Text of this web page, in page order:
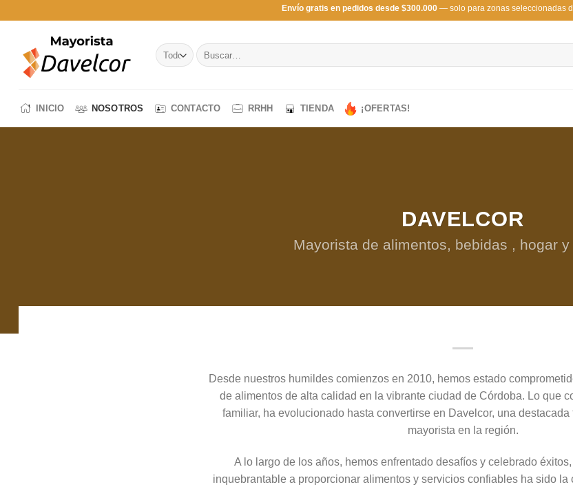
Envío gratis en pedidos desde $300.000— solo para zonas seleccionadas
Buscar
por:
INICIO NOSOTROS CONTACTO RRHH TIENDA ¡OFERTAS!
DAVELCOR
Mayorista de alimentos, bebidas , hogar y
Desde nuestros humildes comienzos en 2010, hemos estado
de alimentos de alta calidad en la vibrante ciudad de Córdoba. Lo que
familiar, ha evolucionado hasta convertirse en Davelcor, una
mayorista en la región.
A lo largo de los años, hemos enfrentado desafíos y celebrado
inquebrantable a proporcionar alimentos y servicios confiables ha sido la